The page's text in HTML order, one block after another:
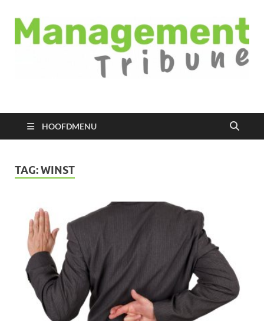
Managementtribune
HOOFDMENU
TAG:WINST